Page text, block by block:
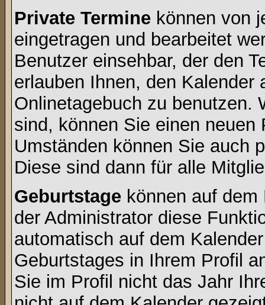
Private Termine können von
eingetragen und bearbeitet
Benutzer einsehbar, der den
erlauben Ihnen, den
Onlinetagebuch zu benutzen.
sind, können Sie einen neuen
Umständen können Sie auch
Diese sind dann für alle
Geburtstage können auf
der Administrator diese
automatisch auf dem
Geburtstages in Ihrem Profil
Sie im Profil nicht das Jahr